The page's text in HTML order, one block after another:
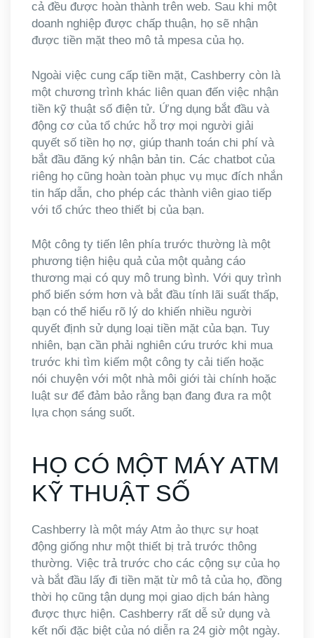
cả đều được hoàn thành trên web. Sau khi một
doanh nghiệp được chấp thuận, họ sẽ nhận
được tiền mặt theo mô tả mpesa của họ.
Ngoài việc cung cấp tiền mặt, Cashberry còn là
một chương trình khác liên quan đến việc nhận
tiền kỹ thuật số điện tử. Ứng dụng bắt đầu và
động cơ của tổ chức hỗ trợ mọi người giải
quyết số tiền họ nợ, giúp thanh toán chi phí và
bắt đầu đăng ký nhận bản tin. Các chatbot của
riêng họ cũng hoàn toàn phục vụ mục đích nhắn
tin hấp dẫn, cho phép các thành viên giao tiếp
với tổ chức theo thiết bị của bạn.
Một công ty tiến lên phía trước thường là một
phương tiện hiệu quả của một quảng cáo
thương mại có quy mô trung bình. Với quy trình
phổ biến sớm hơn và bắt đầu tính lãi suất thấp,
bạn có thể hiểu rõ lý do khiến nhiều người
quyết định sử dụng loại tiền mặt của bạn. Tuy
nhiên, bạn cần phải nghiên cứu trước khi mua
trước khi tìm kiếm một công ty cải tiến hoặc
nói chuyện với một nhà môi giới tài chính hoặc
luật sư để đảm bảo rằng bạn đang đưa ra một
lựa chọn sáng suốt.
HỌ CÓ MỘT MÁY ATM
KỸ THUẬT SỐ
Cashberry là một máy Atm ảo thực sự hoạt
động giống như một thiết bị trả trước thông
thường. Việc trả trước cho các cộng sự của họ
và bắt đầu lấy đi tiền mặt từ mô tả của họ, đồng
thời họ cũng tận dụng mọi giao dịch bán hàng
được thực hiện. Cashberry rất dễ sử dụng và
kết nối đặc biệt của nó diễn ra 24 giờ một ngày.